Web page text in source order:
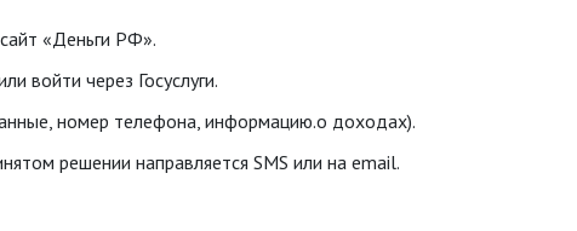
«Деньги РФ».
войти через Госуслуги.
номер телефона, информацию.о доходах).
решении направляется SMS или на email.